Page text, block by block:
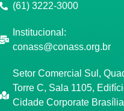
(61) 3222-3000
Institucional:
conass@conass.org.br
Setor Comercial Sul,
Torre C, Sala 1105,
Cidade Corporate